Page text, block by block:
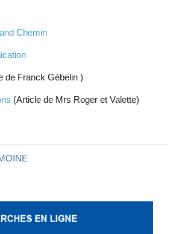
Chemin
de Franck Gébelin )
(Article de Mrs Roger et Valette)